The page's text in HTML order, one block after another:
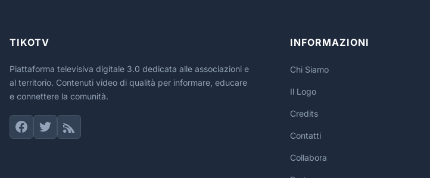
TIKOTV
Piattaforma televisiva digitale 3.0 dedicata alle associazioni e
al territorio. Contenuti video di qualità per informare, educare
e connettere la comunità.
INFORMAZIONI
Chi Siamo
Il Logo
Credits
Contatti
Collabora